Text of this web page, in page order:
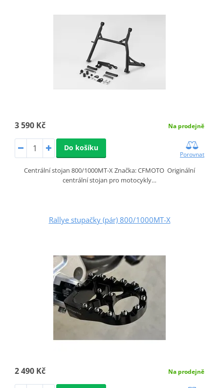
3 590 Kč Na prodejně
Do košíku
Porovnat
Centrální stojan 800/1000MT-X Značka: CFMOTO Originální
centrální stojan pro motocykly…
Rallye stupačky (pár) 800/1000MT-X
2 490 Kč Na prodejně